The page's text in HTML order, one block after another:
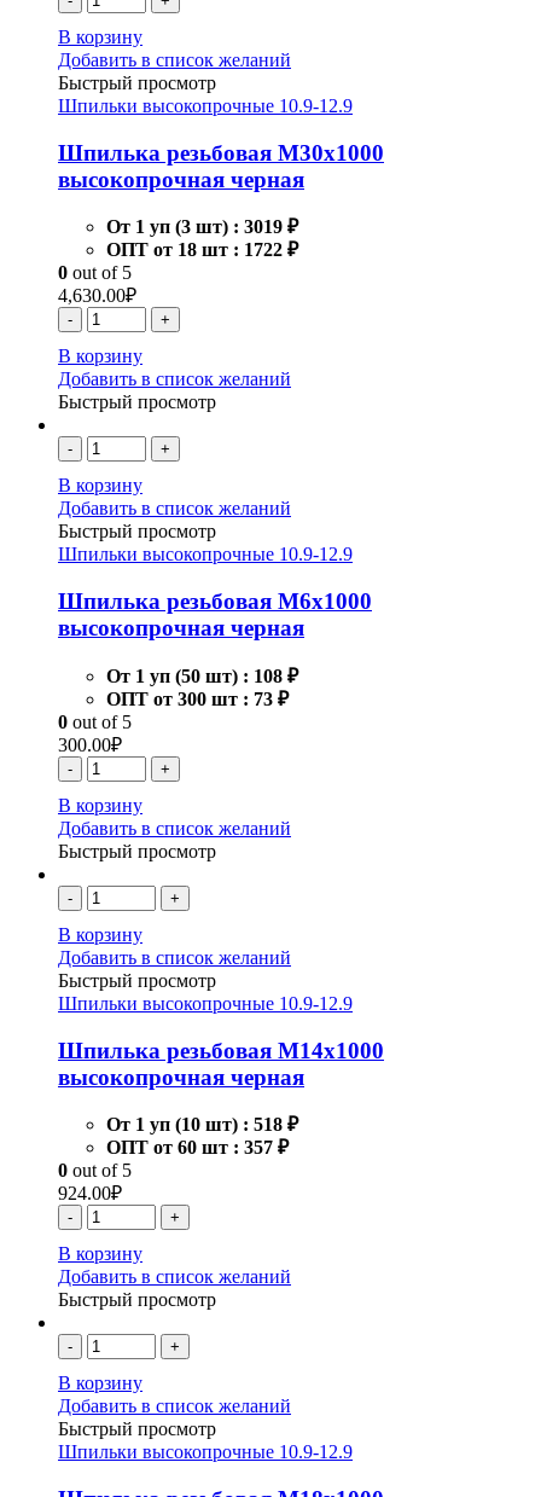
В корзину
Добавить в список желаний
Быстрый просмотр
Шпильки высокопрочные 10.9-12.9
Шпилька резьбовая М30х1000
высокопрочная черная
От 1 уп (3 шт) : 3019 ₽
ОПТ от 18 шт : 1722 ₽
0 out of 5
4,630.00₽
- +
В корзину
Добавить в список желаний
Быстрый просмотр
- +
В корзину
Добавить в список желаний
Быстрый просмотр
Шпильки высокопрочные 10.9-12.9
Шпилька резьбовая М6х1000
высокопрочная черная
От 1 уп (50 шт) : 108 ₽
ОПТ от 300 шт : 73 ₽
0 out of 5
300.00₽
- +
В корзину
Добавить в список желаний
Быстрый просмотр
- +
В корзину
Добавить в список желаний
Быстрый просмотр
Шпильки высокопрочные 10.9-12.9
Шпилька резьбовая М14х1000
высокопрочная черная
От 1 уп (10 шт) : 518 ₽
ОПТ от 60 шт : 357 ₽
0 out of 5
924.00₽
- +
В корзину
Добавить в список желаний
Быстрый просмотр
- +
В корзину
Добавить в список желаний
Быстрый просмотр
Шпильки высокопрочные 10.9-12.9